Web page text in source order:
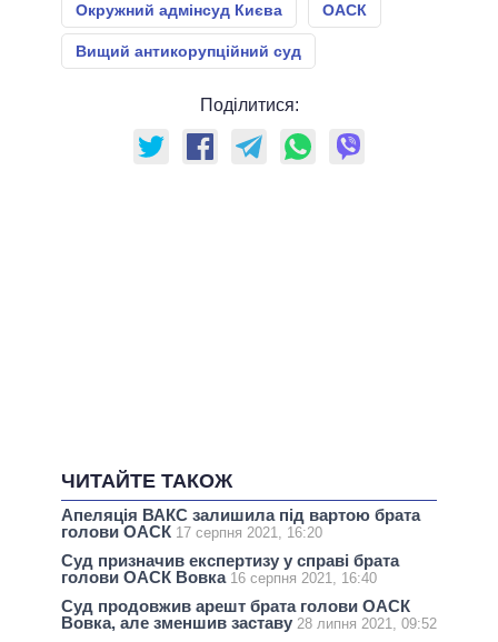
Окружний адмінсуд Києва ОАСК
Вищий антикорупційний суд
Поділитися:
ЧИТАЙТЕ ТАКОЖ
Апеляція ВАКС залишила під вартою брата
голови ОАСК 17 серпня 2021, 16:20
Суд призначив експертизу у справі брата
голови ОАСК Вовка 16 серпня 2021, 16:40
Суд продовжив арешт брата голови ОАСК
Вовка, але зменшив заставу 28 липня 2021, 09:52